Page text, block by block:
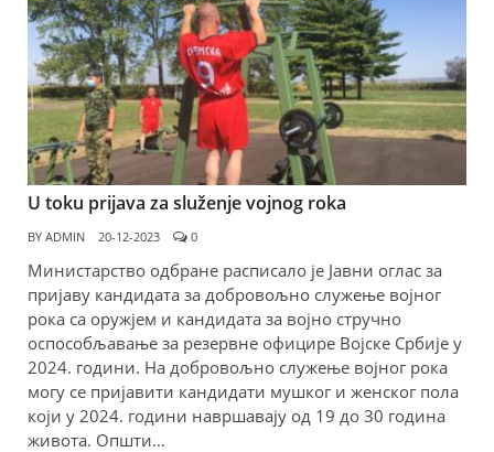
U toku prijava za služenje vojnog roka
BY ADMIN 20-12-2023 0
Министарство одбране расписало је Јавни оглас за
пријаву кандидата за добровољно служење војног
рока са оружјем и кандидата за војно стручно
оспособљавање за резервне официре Војске Србије у
2024. години. На добровољно служење војног рока
могу се пријавити кандидати мушког и женског пола
који у 2024. години навршавају од 19 до 30 година
живота. Општи…